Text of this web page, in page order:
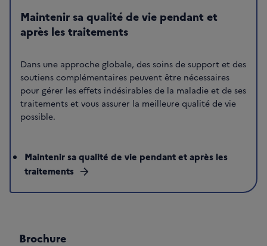
Maintenir sa qualité de vie pendant et
après les traitements
Dans une approche globale, des soins de support et des
soutiens complémentaires peuvent être nécessaires
pour gérer les effets indésirables de la maladie et de ses
traitements et vous assurer la meilleure qualité de vie
possible.
Maintenir sa qualité de vie pendant et après les
traitements arrow_forward
Brochure